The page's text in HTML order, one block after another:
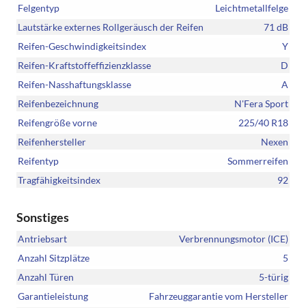
Felgentyp
Leichtmetallfelge
Lautstärke externes Rollgeräusch der Reifen
71 dB
Reifen-Geschwindigkeitsindex
Y
Reifen-Kraftstoffeffizienzklasse
D
Reifen-Nasshaftungsklasse
A
Reifenbezeichnung
N'Fera Sport
Reifengröße vorne
225/40 R18
Reifenhersteller
Nexen
Reifentyp
Sommerreifen
Tragfähigkeitsindex
92
Sonstiges
Antriebsart
Verbrennungsmotor (ICE)
Anzahl Sitzplätze
5
Anzahl Türen
5-türig
Garantieleistung
Fahrzeuggarantie vom Hersteller